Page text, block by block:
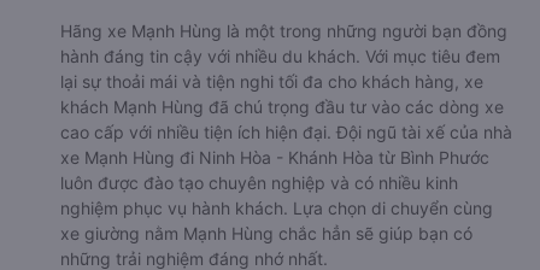
Hãng xe Mạnh Hùng là một trong những người bạn đồng
hành đáng tin cậy với nhiều du khách. Với mục tiêu đem
lại sự thoải mái và tiện nghi tối đa cho khách hàng, xe
khách Mạnh Hùng đã chú trọng đầu tư vào các dòng xe
cao cấp với nhiều tiện ích hiện đại. Đội ngũ tài xế của nhà
xe Mạnh Hùng đi Ninh Hòa - Khánh Hòa từ Bình Phước
luôn được đào tạo chuyên nghiệp và có nhiều kinh
nghiệm phục vụ hành khách. Lựa chọn di chuyển cùng
xe giường nằm Mạnh Hùng chắc hẳn sẽ giúp bạn có
những trải nghiệm đáng nhớ nhất.